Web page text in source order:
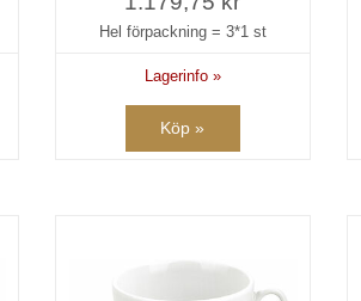
Hel förpackning = 3*1 st
Lagerinfo »
Köp »